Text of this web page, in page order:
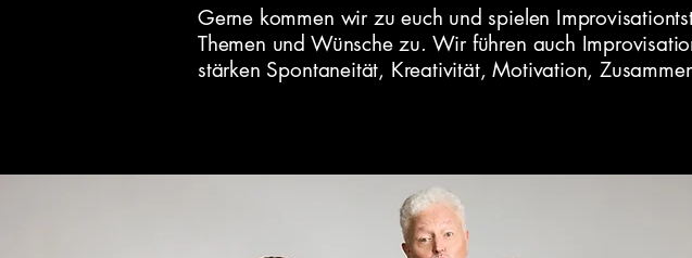
Gerne kommen wir zu euch und spielen
Themen und Wünsche zu. Wir führen auch
stärken Spontaneität, Kreativität, Motivation,